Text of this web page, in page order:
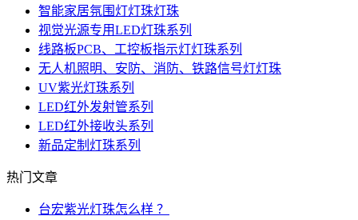
智能家居氛围灯灯珠灯珠
视觉光源专用LED灯珠系列
线路板PCB、工控板指示灯灯珠系列
无人机照明、安防、消防、铁路信号灯灯珠
UV紫光灯珠系列
LED红外发射管系列
LED红外接收头系列
新品定制灯珠系列
热门文章
台宏紫光灯珠怎么样 ？